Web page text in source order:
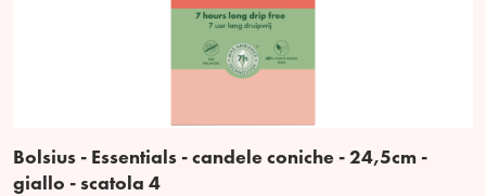
Bolsius - Essentials - candele coniche - 24,5cm -
giallo - scatola 4